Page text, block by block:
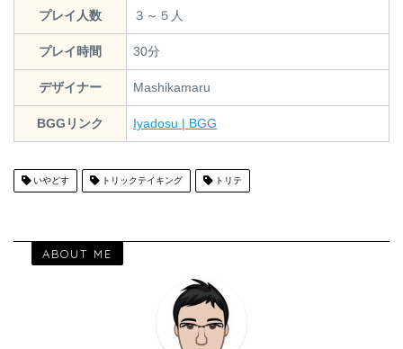
プレイ人数 ３～５人
プレイ時間 30分
デザイナー Mashikamaru
BGGリンク Iyadosu | BGG
いやどす トリックテイキング トリテ
ABOUT ME